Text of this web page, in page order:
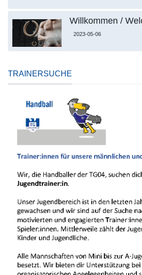
Willkommen /
2023-05-06
TRAINERSUCHE